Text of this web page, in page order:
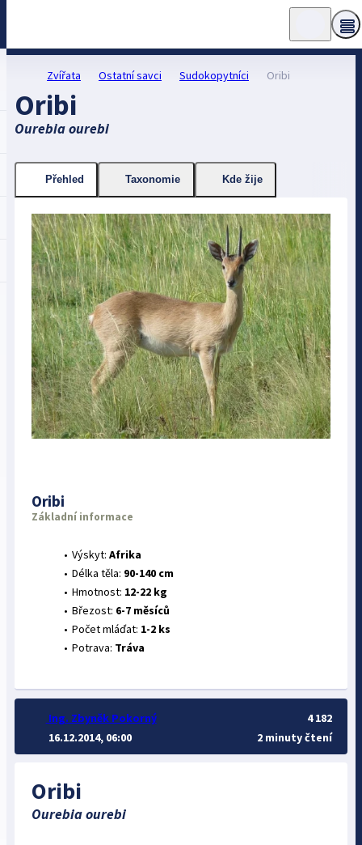
Zvířata Ostatní savci Sudokopytníci Oribi
Oribi
Ourebia ourebi
Oribi
Ourebia ourebi
Přehled Taxonomie Kde žije
Oribi
Základní informace
Výskyt: Afrika
Délka těla: 90-140 cm
Hmotnost: 12-22 kg
Březost: 6-7 měsíců
Počet mláďat: 1-2 ks
Potrava: Tráva
Ing. Zbyněk Pokorný
16.12.2014, 06:00
4 182
2 minuty čtení